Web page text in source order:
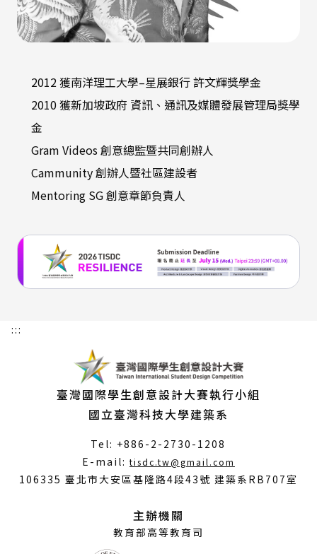
2012 獲南洋理工大學–星展銀行 許文輝獎學金
2010 獲新加坡政府 資訊、通訊及媒體發展管理局獎學
金
Gram Videos 創意總監暨共同創辦人
Cammunity 創辦人暨社區建設者
Mentoring SG 創意章節負責人
:::
臺灣國際學生創意設計大賽執行小組
國立臺灣科技大學建築系
Tel: +886-2-2730-1208
E-mail:tisdc.tw@gmail.com
開
106335 臺北市大安區基隆路4段43號 建築系RB707室
主辦機關
教育部高等教育司